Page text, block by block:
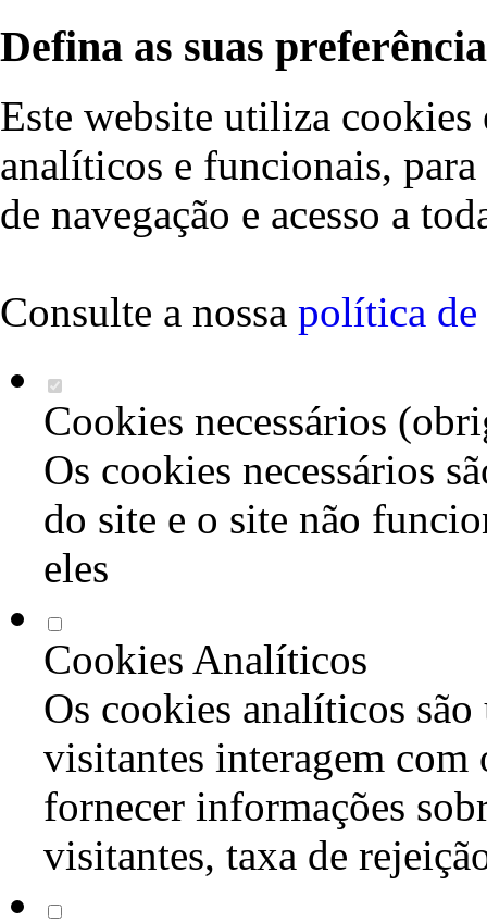
Defina as suas
Este website utiliza cookies
analíticos e funcionais,
de navegação e acesso a
Consulte a nossa política de
Cookies necessários
Os cookies necessários
do site e o site não
eles
Cookies Analíticos
Os cookies analíticos são
visitantes interagem com
fornecer informações
visitantes, taxa de